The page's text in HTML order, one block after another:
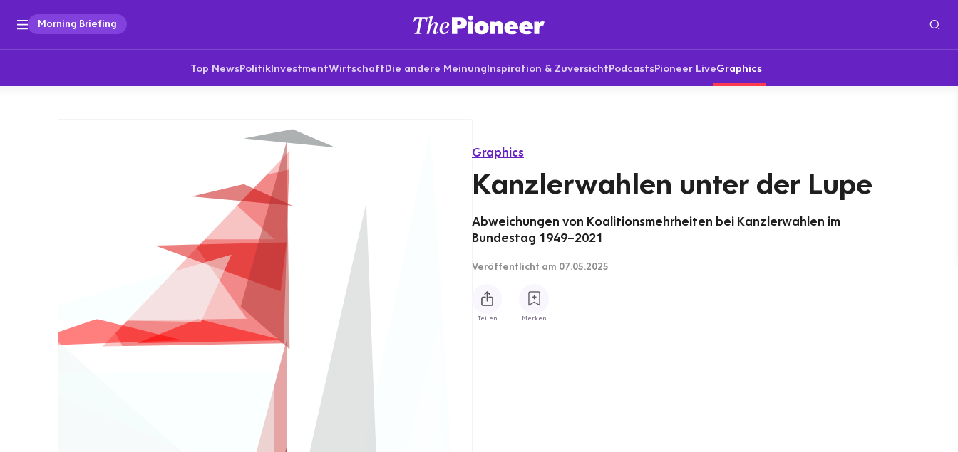
Morning Briefing
Top NewsPolitikInvestmentWirtschaftDie andere MeinungInspiration & ZuversichtPodcastsPioneer LiveGraphics
Graphics
Kanzlerwahlen unter der Lupe
Abweichungen von Koalitionsmehrheiten bei Kanzlerwahlen im
Bundestag 1949–2021
Veröffentlicht am 07.05.2025
Teilen Merken